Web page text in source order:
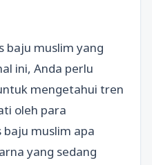
baju muslim yang
ini, Anda perlu
mengetahui tren
oleh para
muslim apa
yang sedang